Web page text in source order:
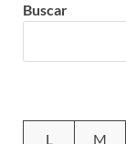
Buscar
L
M